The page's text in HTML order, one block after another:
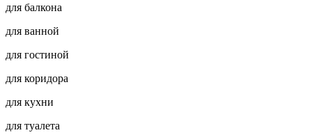
для балкона
для ванной
для гостиной
для коридора
для кухни
для туалета